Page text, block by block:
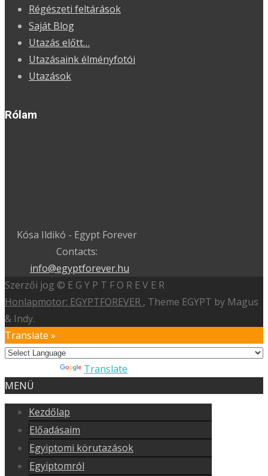
Régészeti feltárások
Saját Blog
Utazás előtt…
Utazásaink élményfotói
Utazások
Rólam
Kósa Ildikó - Egypt Forever
Contacts:
info@egyptforever.hu
Szerzői jog © E G Y P T F O R E V E R
Honlapmotor: EGYPTFOREVER , Theme EGYPT by Magus
& Indy.
Translate »
Translate
MENÜ
Kezdőlap
Előadásaim
Egyiptomi körutazások
Egyiptomról